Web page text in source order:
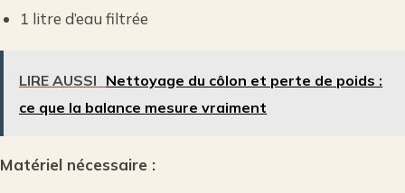
1 litre d’eau filtrée
LIRE AUSSI Nettoyage du côlon et perte de poids :
ce que la balance mesure vraiment
Matériel nécessaire :